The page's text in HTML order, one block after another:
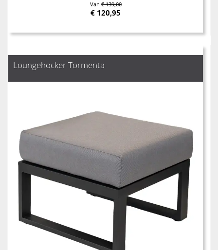
Van€ 139,00
€ 120,95
Loungehocker Tormenta